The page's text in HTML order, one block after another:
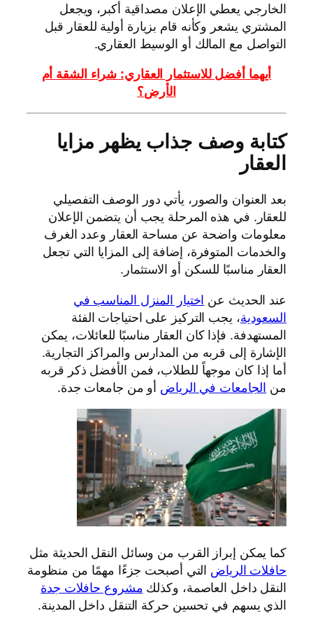
الخارجي يعطي الإعلان مصداقية أكبر، ويجعل
المشتري يشعر وكأنه قام بزيارة أولية للعقار قبل
التواصل مع المالك أو الوسيط العقاري.
أيهما أفضل للاستثمار العقاري: شراء الشقة أم
الأرض؟
كتابة وصف جذاب يظهر مزايا
العقار
بعد العنوان والصور، يأتي دور الوصف التفصيلي
للعقار. في هذه المرحلة يجب أن يتضمن الإعلان
معلومات واضحة عن مساحة العقار وعدد الغرف
والخدمات المتوفرة، إضافة إلى المزايا التي تجعل
العقار مناسبًا للسكن أو الاستثمار.
عند الحديث عن اختيار المنزل المناسب في
السعودية، يجب التركيز على احتياجات الفئة
المستهدفة. فإذا كان العقار مناسبًا للعائلات، يمكن
الإشارة إلى قربه من المدارس والمراكز التجارية.
أما إذا كان موجهاً للطلاب، فمن الأفضل ذكر قربه
من الجامعات في الرياض أو من جامعات جدة.
كما يمكن إبراز القرب من وسائل النقل الحديثة مثل
حافلات الرياض التي أصبحت جزءًا مهمًا من منظومة
النقل داخل العاصمة، وكذلك مشروع حافلات جدة
الذي يسهم في تحسين حركة التنقل داخل المدينة.